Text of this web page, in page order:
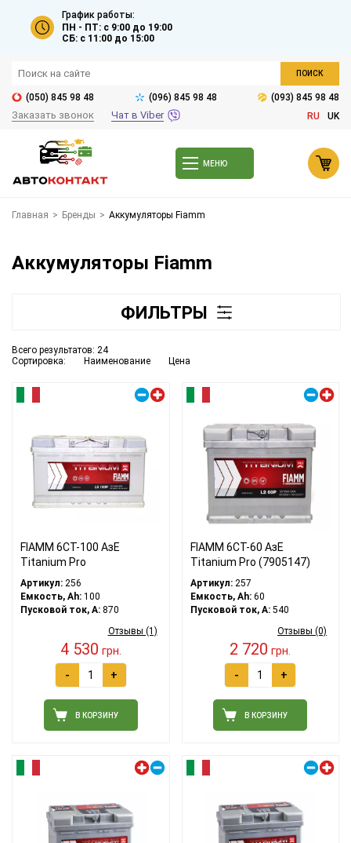
График работы:
ПН - ПТ: с 9:00 до 19:00
СБ: с 11:00 до 15:00
ПОИСК
(050) 845 98 48 (096) 845 98 48 (093) 845 98 48
Заказать звонок Чат в Viber RU UK
МЕНЮ
Главная > Бренды > Aккумуляторы Fiamm
Aккумуляторы Fiamm
ФИЛЬТРЫ
Сортировка: Наименование Цена
Всего результатов: 24
FIAMM 6СТ-100 АзЕ
Titanium Pro
Артикул: 256
Емкость, Ah: 100
Пусковой ток, A: 870
Отзывы (1)
4 530 грн.
- +
В КОРЗИНУ
FIAMM 6СТ-60 АзЕ
Titanium Pro (7905147)
Артикул:257
Емкость, Ah:60
Пусковой ток, A:540
Отзывы (0)
2 720 грн.
- +
В КОРЗИНУ